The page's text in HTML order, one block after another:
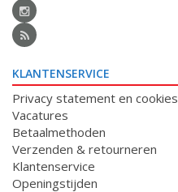
KLANTENSERVICE
Privacy statement en cookies
Vacatures
Betaalmethoden
Verzenden & retourneren
Klantenservice
Openingstijden